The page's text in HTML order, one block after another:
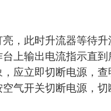
，此时升流器等待升
上输出电流指示直到
应立即切断电源，查
气开关切断电源，